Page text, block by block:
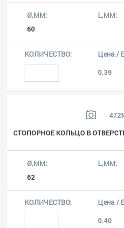
60
0.39
СТОПОРНОЕ КОЛЬЦО В
62
0.40